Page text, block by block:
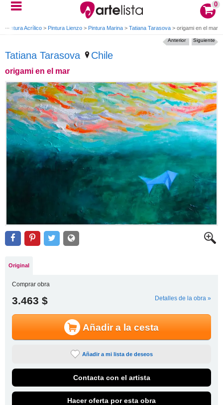
0
Pintura Acrílico > Pintura Lienzo > Pintura Marina > Tatiana Tarasova > origami en el mar
Tatiana Tarasova Chile
origami en el mar
Siguiente
Anterior
Original
Comprar obra
3.463 $ Detalles de la obra »
Añadir a la cesta
Añadir a mi lista de deseos
Contacta con el artista
Hacer oferta por esta obra